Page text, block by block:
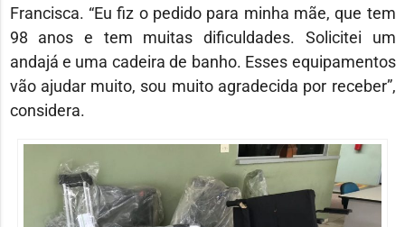
Francisca. “Eu fiz o pedido para minha mãe, que tem
98 anos e tem muitas dificuldades. Solicitei um
andajá e uma cadeira de banho. Esses equipamentos
vão ajudar muito, sou muito agradecida por receber”,
considera.